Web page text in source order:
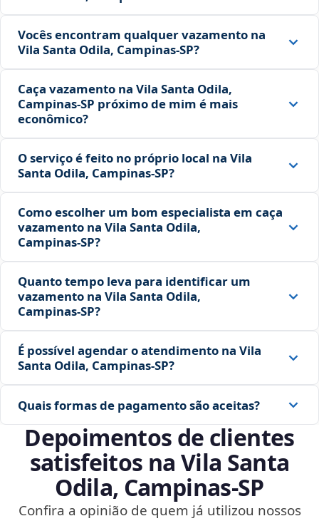
Vocês encontram qualquer vazamento na
Vila Santa Odila, Campinas‑SP?
Caça vazamento na Vila Santa Odila,
Campinas‑SP próximo de mim é mais
econômico?
O serviço é feito no próprio local na Vila
Santa Odila, Campinas‑SP?
Como escolher um bom especialista em caça
vazamento na Vila Santa Odila,
Campinas‑SP?
Quanto tempo leva para identificar um
vazamento na Vila Santa Odila,
Campinas‑SP?
É possível agendar o atendimento na Vila
Santa Odila, Campinas‑SP?
Quais formas de pagamento são aceitas?
Depoimentos de clientes
satisfeitos na Vila Santa
Odila, Campinas‑SP
Confira a opinião de quem já utilizou nossos